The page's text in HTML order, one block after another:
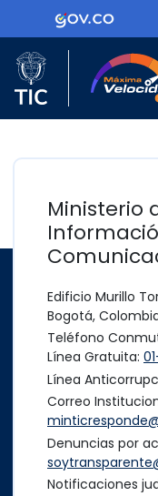
Ir al contenido principal
Logo
Logo del
Ministerio
Edificio Murillo
Bogotá, Colombia
Teléfono
Línea Gratuita:
Línea
Correo
Denuncias por
Notificaciones